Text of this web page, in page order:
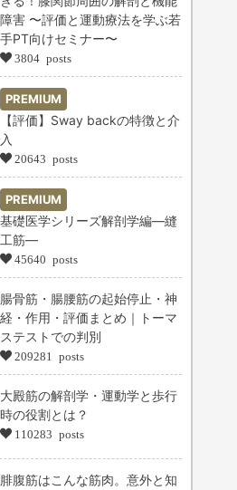
障害 〜評価と運動療法を学ぶ若
手PT向けセミナー〜
3804 posts
PREMIUM
【評価】Sway backの特徴と介
入
20643 posts
PREMIUM
基礎医学シリーズ解剖学編―縫
工筋―
45640 posts
腸骨筋・腸腰筋の起始停止・神
経・作用・評価まとめ｜トーマ
ステストでの判別
209281 posts
大殿筋の解剖学・運動学と歩行
時の役割とは？
110283 posts
腓腹筋はこんな筋肉。意外と知